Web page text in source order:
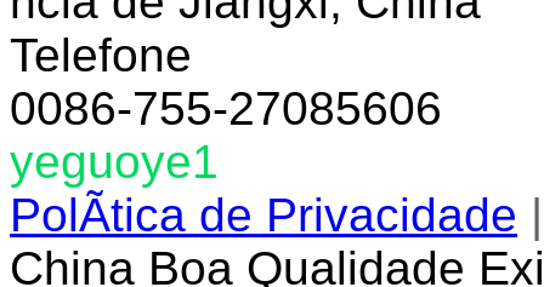
Telefone
0086-755-27085606
yeguoye1
PolÃ­tica de Privacidade
China Boa Qualidade